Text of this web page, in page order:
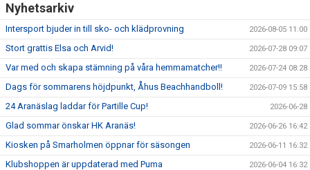
Nyhetsarkiv
Intersport bjuder in till sko- och klädprovning 2026-08-05 11:00
Stort grattis Elsa och Arvid! 2026-07-28 09:07
Var med och skapa stämning på våra hemmamatcher!! 2026-07-24 08:28
Dags för sommarens höjdpunkt, Åhus Beachhandboll! 2026-07-09 15:58
24 Aranäslag laddar för Partille Cup! 2026-06-28
Glad sommar önskar HK Aranäs! 2026-06-26 16:42
Kiosken på Smarholmen öppnar för säsongen 2026-06-11 16:32
Klubshoppen är uppdaterad med Puma 2026-06-04 16:32